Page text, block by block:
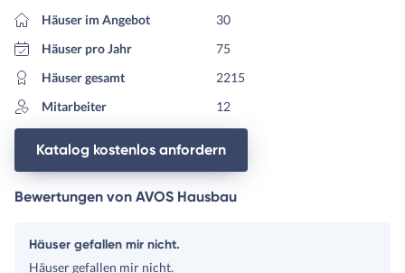
Häuser im Angebot
30
Häuser pro Jahr
75
Häuser gesamt
2215
Mitarbeiter
12
Katalog kostenlos anfordern
Bewertungen von AVOS Hausbau
Häuser gefallen mir nicht.
Häuser gefallen mir nicht.